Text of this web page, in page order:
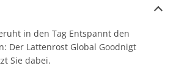
in den Tag Entspannt den
Der Lattenrost Global Goodnigt
Sie dabei.